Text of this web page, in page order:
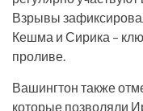
Взрывы
Кешма и Сирика –
проливе.
Вашингтон также
которые позволяли